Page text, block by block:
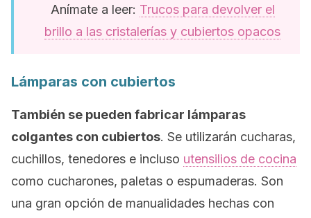
Anímate a leer: Trucos para devolver el
brillo a las cristalerías y cubiertos opacos
Lámparas con cubiertos
También se pueden fabricar lámparas
colgantes con cubiertos. Se utilizarán cucharas,
cuchillos, tenedores e incluso utensilios de cocina
como cucharones, paletas o espumaderas. Son
una gran opción de manualidades hechas con